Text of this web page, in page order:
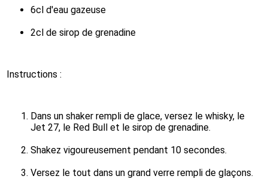
6cl d'eau gazeuse
2cl de sirop de grenadine
Instructions :
Dans un shaker rempli de glace, versez le whisky, le
Jet 27, le Red Bull et le sirop de grenadine.
Shakez vigoureusement pendant 10 secondes.
Versez le tout dans un grand verre rempli de glaçons.